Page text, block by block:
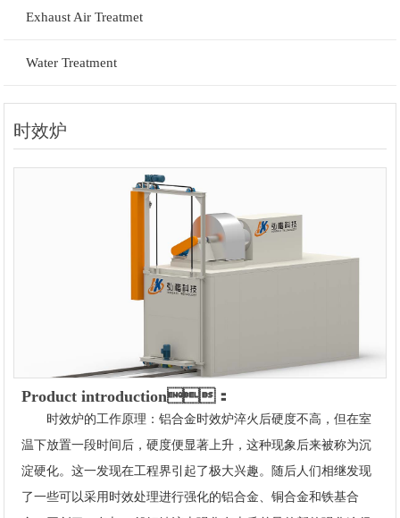
Exhaust Air Treatmet
Water Treatment
时效炉
Product introduction：
时效炉的工作原理：铝合金时效炉淬火后硬度不高，但在室
温下放置一段时间后，硬度便显著上升，这种现象后来被称为沉
淀硬化。这一发现在工程界引起了极大兴趣。随后人们相继发现
了一些可以采用时效处理进行强化的铝合金、铜合金和铁基合